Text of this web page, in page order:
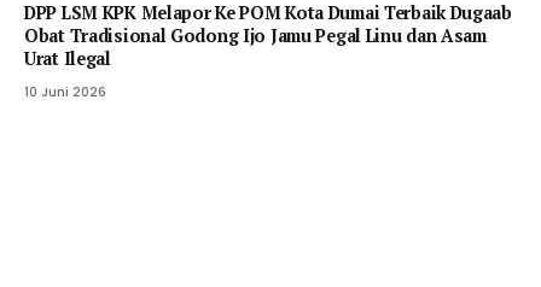
DPP LSM KPK Melapor Ke POM Kota Dumai Terbaik Dugaab
Obat Tradisional Godong Ijo Jamu Pegal Linu dan Asam
Urat Ilegal
10 Juni 2026